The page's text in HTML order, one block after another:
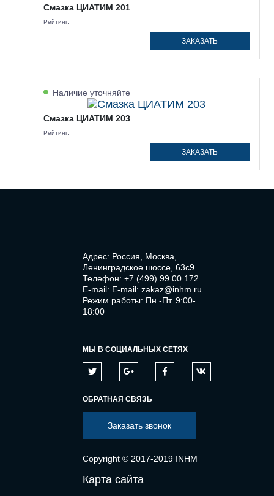
Смазка ЦИАТИМ 201
Рейтинг:
ЗАКАЗАТЬ
Наличие уточняйте
Смазка ЦИАТИМ 203
Рейтинг:
ЗАКАЗАТЬ
Адрес: Россия, Москва,
Ленинградское шоссе, 63с9
Телефон: +7 (499) 99 00 172
E-mail: E-mail: zakaz@inhm.ru
Режим работы: Пн.-Пт. 9:00-
18:00
МЫ В СОЦИАЛЬНЫХ СЕТЯХ
ОБРАТНАЯ СВЯЗЬ
Заказать звонок
Copyright © 2017-2019 INHM
Карта сайта